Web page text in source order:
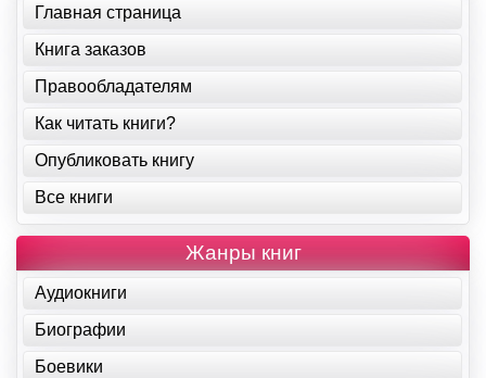
Главная страница
Книга заказов
Правообладателям
Как читать книги?
Опубликовать книгу
Все книги
Жанры книг
Аудиокниги
Биографии
Боевики